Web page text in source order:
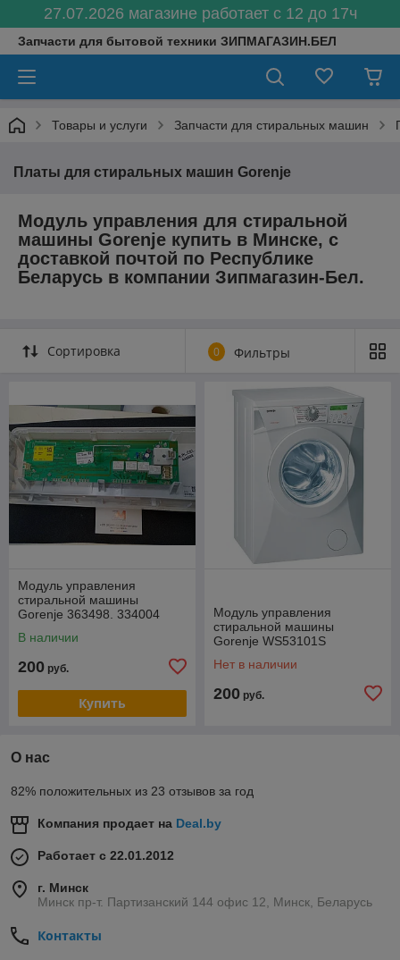
27.07.2026 магазине работает с 12 до 17ч
Запчасти для бытовой техники ЗИПМАГАЗИН.БЕЛ
Товары и услуги Запчасти для стиральных машин
Платы для стиральных машин Gorenje
Модуль управления для стиральной
машины Gorenje купить в Минске, с
доставкой почтой по Республике
Беларусь в компании Зипмагазин-Бел.
Сортировка 0 Фильтры
Модуль управления
стиральной машины
Gorenje 363498. 334004
353288, 353322) Разборка
В наличии
200 руб.
Купить
Модуль управления
стиральной машины
Gorenje WS53101S
Нет в наличии
200 руб.
О нас
82% положительных из 23 отзывов за год
Компания продает на Deal.by
Работает с 22.01.2012
г. Минск
Минск пр-т. Партизанский 144 офис 12, Минск, Беларусь
Контакты